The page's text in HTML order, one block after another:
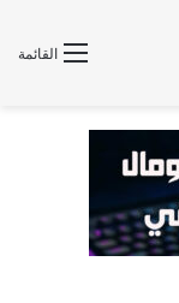
القائمة